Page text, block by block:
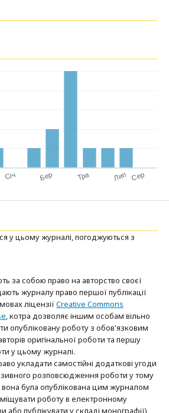
у цьому журналі, погоджуються з
за собою право на авторство своєї
журналу право першої публікації
ліцензії Creative Commons
, котра дозволяє іншим особам вільно
опубліковану роботу з обов'язковим
оригінальної роботи та першу
у цьому журналі.
укладати самостійні додаткові угоди
розповсюдження роботи у тому
вона була опублікована цим журналом
роботу в електронному
або публікувати у складі монографії),